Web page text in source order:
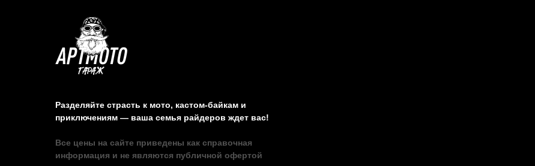
Разделяйте страсть к мото, кастом-байкам и
приключениям — ваша семья райдеров ждет вас!
Все цены на сайте приведены как справочная
информация и не являются публичной офертой